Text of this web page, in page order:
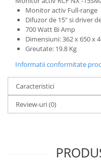
Convertoare AD/DA
Interfete audio
Interfete MIDI si Cabluri
Microfoane de studio
Monitoare de studio
Pop filtre
Preamplificatoare
Protectii antifonice pentru
Monitor activ Full-range
Difuzor de 15" si driver
700 Watt Bi Amp
Dimensiuni: 362 x 650 x
Greutate: 19.8 Kg
Informatii conformitate
Caracteristici
Review-uri(0)